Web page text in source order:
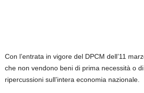
Con l’entrata in vigore del DPCM dell’11
che non vendono beni di prima necessità o
ripercussioni sull’intera economia nazionale.